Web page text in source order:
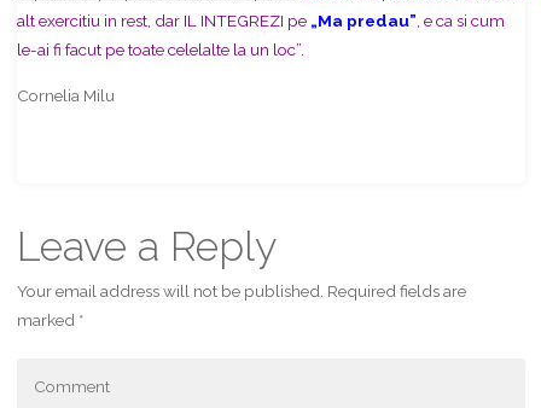
alt exercitiu in rest, dar IL INTEGREZI pe „Ma predau” , e ca si cum
le-ai fi facut pe toate celelalte la un loc”.
Cornelia Milu
Leave a Reply
Your email address will not be published. Required fields are
marked *